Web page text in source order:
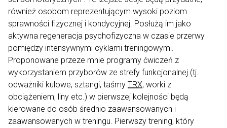
również osobom reprezentującym wysoki poziom
sprawności fizycznej i kondycyjnej. Posłużą im jako
aktywna regeneracja psychofizyczna w czasie przerwy
pomiędzy intensywnymi cyklami treningowymi.
Proponowane przeze mnie programy ćwiczeń z
wykorzystaniem przyborów ze strefy funkcjonalnej (tj.
odważniki kulowe, sztangi, taśmy TRX, worki z
obciążeniem, liny etc.) w pierwszej kolejności będą
kierowane do osób średnio zaawansowanych i
zaawansowanych w treningu. Pierwszy trening, który